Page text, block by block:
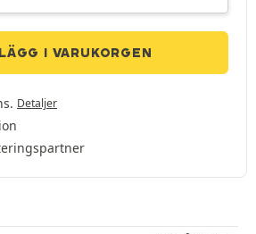
LÄGG I VARUKORGEN
Detaljer